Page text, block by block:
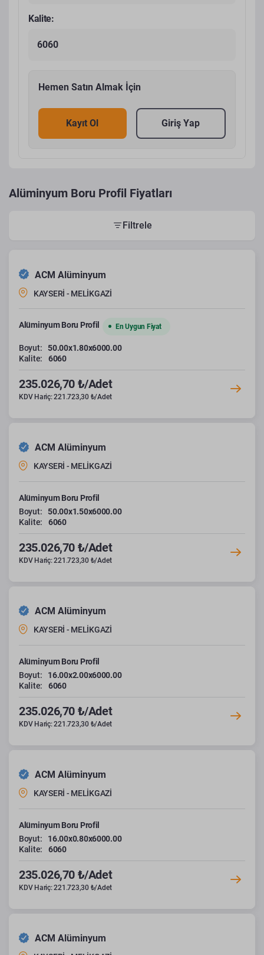
Kalite:
6060
Hemen Satın Almak İçin
Kayıt Ol Giriş Yap
Alüminyum Boru Profil Fiyatları
Filtrele
ACM Alüminyum
KAYSERİ - MELİKGAZİ
Alüminyum Boru Profil En Uygun Fiyat
Boyut:
50.00x1.80x6000.00
Kalite:
6060
235.026,70 ₺/Adet
KDV Hariç: 221.723,30 ₺/Adet
ACM Alüminyum
KAYSERİ - MELİKGAZİ
Alüminyum Boru Profil
Boyut:
50.00x1.50x6000.00
Kalite:
6060
235.026,70 ₺/Adet
KDV Hariç: 221.723,30 ₺/Adet
ACM Alüminyum
KAYSERİ - MELİKGAZİ
Alüminyum Boru Profil
Boyut:
16.00x2.00x6000.00
Kalite:
6060
235.026,70 ₺/Adet
KDV Hariç: 221.723,30 ₺/Adet
ACM Alüminyum
KAYSERİ - MELİKGAZİ
Alüminyum Boru Profil
Boyut:
16.00x0.80x6000.00
Kalite:
6060
235.026,70 ₺/Adet
KDV Hariç: 221.723,30 ₺/Adet
ACM Alüminyum